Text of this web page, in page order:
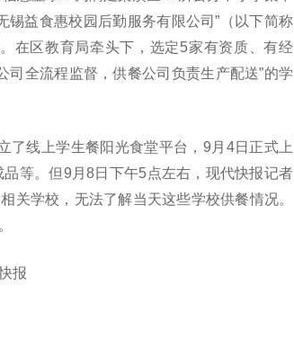
益食惠校园后勤服务有限公司”（以下简称
在区教育局牵头下，选定5家有资质、有经
全流程监督，供餐公司负责生产配送”的学
了线上学生餐阳光食堂平台，9月4日正式上
等。但9月8日下午5点左右，现代快报记者
关学校，无法了解当天这些学校供餐情况。
报